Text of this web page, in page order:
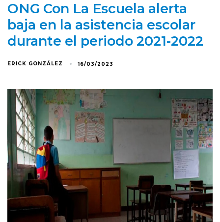
ONG Con La Escuela alerta
baja en la asistencia escolar
durante el periodo 2021-2022
ERICK GONZÁLEZ 16/03/2023